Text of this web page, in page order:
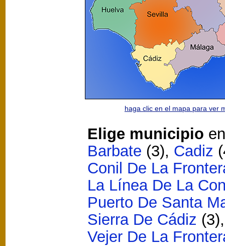
haga clic en el mapa para ver
Elige municipio
Barbate (3), Cadiz
Conil De La
La Línea De La
Puerto De Santa
Sierra De Cádiz (3)
Vejer De La